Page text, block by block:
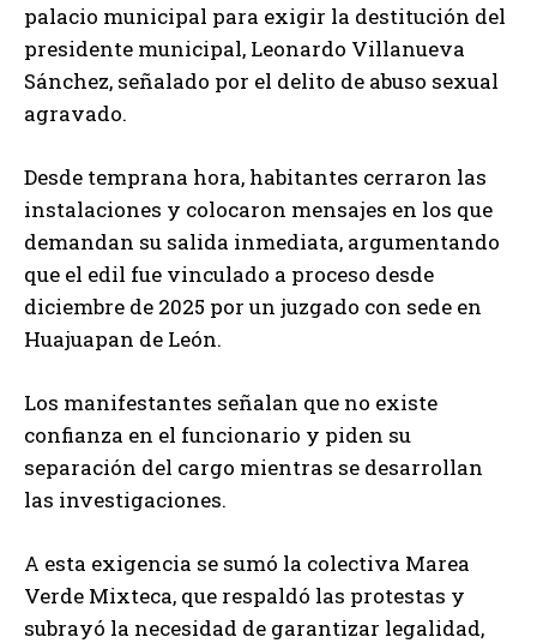
palacio municipal para exigir la destitución del
presidente municipal, Leonardo Villanueva
Sánchez, señalado por el delito de abuso sexual
agravado.
Desde temprana hora, habitantes cerraron las
instalaciones y colocaron mensajes en los que
demandan su salida inmediata, argumentando
que el edil fue vinculado a proceso desde
diciembre de 2025 por un juzgado con sede en
Huajuapan de León.
Los manifestantes señalan que no existe
confianza en el funcionario y piden su
separación del cargo mientras se desarrollan
las investigaciones.
A esta exigencia se sumó la colectiva Marea
Verde Mixteca, que respaldó las protestas y
subrayó la necesidad de garantizar legalidad,